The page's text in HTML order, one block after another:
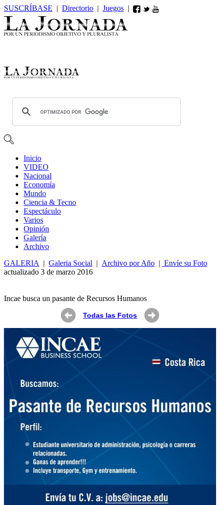
SUSCRÍBASE | Directorio | Juegos |
Inicio
VIDEO
Nacional
Economía
Mundo
Ciencia & Tecno
Espectáculo
Varios
Opinión
Galería
Archivo
GALERIA
| Galeria Social | Archivo por Año | Envíe su Foto
actualizado 3 de marzo 2016
Incae busca un pasante de Recursos Humanos
Todas las Fotos